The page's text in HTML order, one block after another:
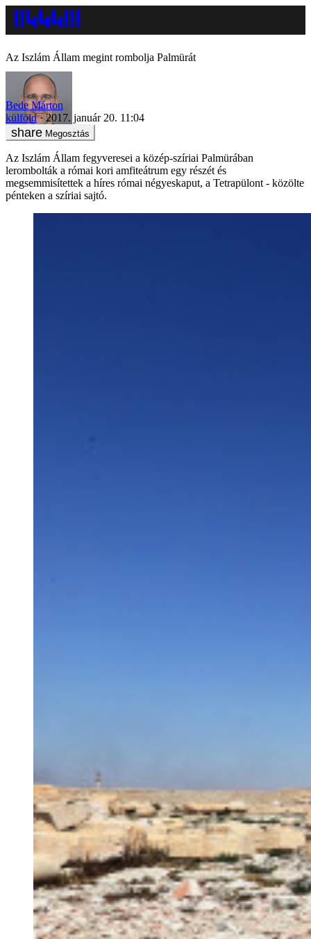
Az Iszlám Állam megint rombolja Palmürát
Bede Márton
külföld
2017. január 20. 11:04
Megosztás
Az Iszlám Állam fegyveresei a közép-szíriai Palmürában
lerombolták a római kori amfiteátrum egy részét és
megsemmisítettek a híres római négyeskaput, a Tetrapülont - közölte
pénteken a szíriai sajtó.